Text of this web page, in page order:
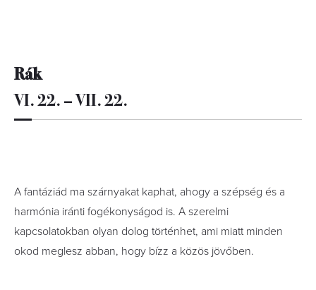
Rák
VI. 22. – VII. 22.
A fantáziád ma szárnyakat kaphat, ahogy a szépség és a
harmónia iránti fogékonyságod is. A szerelmi
kapcsolatokban olyan dolog történhet, ami miatt minden
okod meglesz abban, hogy bízz a közös jövőben.